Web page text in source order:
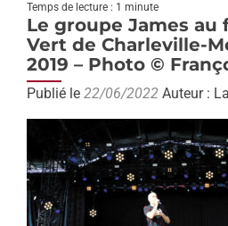
Temps de lecture : 1 minute
Le groupe James au
Vert de Charleville-
2019 – Photo ©
Publié le 22/06/2022 Auteur :